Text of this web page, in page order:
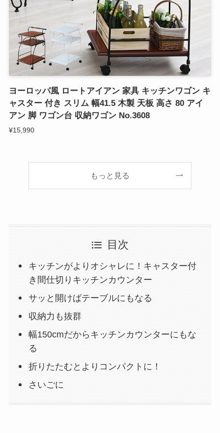
ヨーロッパ風 ロートアイアン 家具 キッチンワゴン キ
ャスター 付き スリム 幅41.5 木製 天板 高さ 80 アイ
アン 脚 ワゴン台 収納ワゴン No.3608
¥15,990
もっと見る
目次
キッチンがよりオシャレに！キャスター付
き間仕切りキッチンカウンター
サッと開けばテーブルにもなる
収納力も抜群
幅150cmだからキッチンカウンターにもな
る
折りたたむとよりコンパクトに！
さいごに